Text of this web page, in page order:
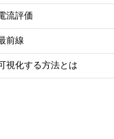
流評価
前線
視化する方法とは